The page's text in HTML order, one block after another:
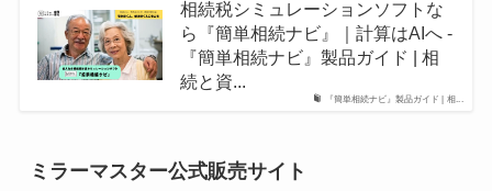
『簡単相続ナビ』製品ガイド | 相...
相続税シミュレーションソフトな
ら『簡単相続ナビ』｜計算はAIへ -
『簡単相続ナビ』製品ガイド | 相
続と資...
ミラーマスター公式販売サイト